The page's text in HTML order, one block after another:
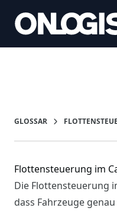
GLOSSAR
Flottensteuerung im
Die Flottensteuerung
dass Fahrzeuge